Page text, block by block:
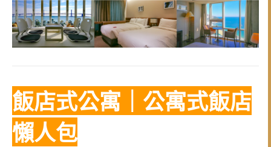
飯店式公寓｜公寓式飯店
懶人包